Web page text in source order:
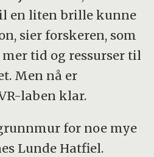
en liten brille kunne
sier forskeren, som
tid og ressurser til
Men nå er
laben klar.
for noe mye
Lunde Hatfiel.